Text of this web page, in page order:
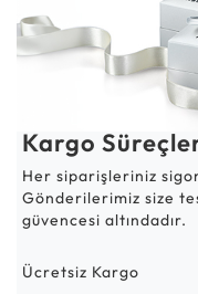
Kargo
Her siparişleriniz
Gönderilerimiz size
güvencesi altındadır.
Ücretsiz Kargo